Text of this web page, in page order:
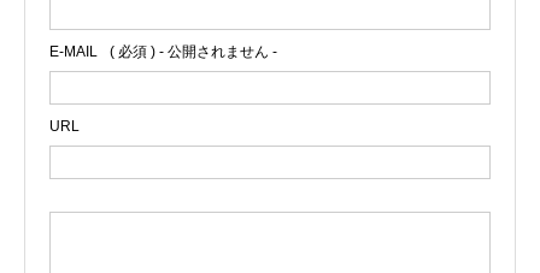
E-MAIL ( 必須 ) - 公開されません -
URL